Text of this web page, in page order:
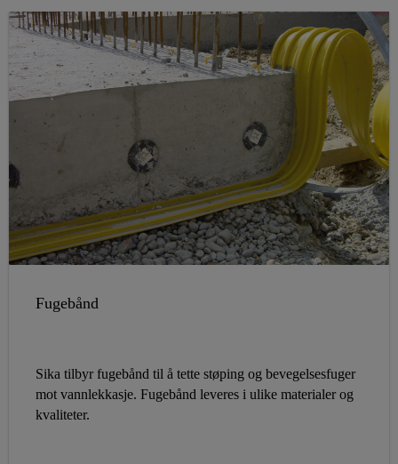
Fugebånd
Sika tilbyr fugebånd til å tette støping og bevegelsesfuger
mot vannlekkasje. Fugebånd leveres i ulike materialer og
kvaliteter.